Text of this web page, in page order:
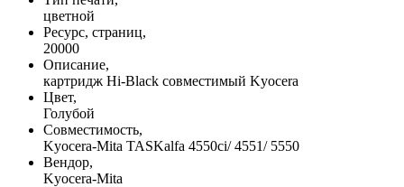
цветной
Ресурс, страниц,
20000
Описание,
картридж Hi-Black совместимый Kyocera
Цвет,
Голубой
Совместимость,
Kyocera-Mita TASKalfa 4550ci/ 4551/ 5550
Вендор,
Kyocera-Mita